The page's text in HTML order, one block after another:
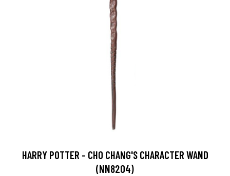
HARRY POTTER - CHO CHANG'S CHARACTER WAND
(NN8204)